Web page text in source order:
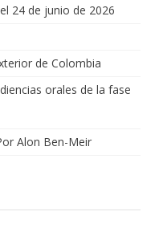
24 de junio de 2026
de Colombia
orales de la fase
Alon Ben-Meir